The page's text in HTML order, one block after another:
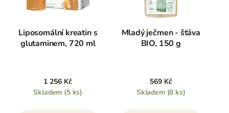
Liposomální kreatin s
glutaminem, 720 ml
1 256 Kč
Skladem (5 ks)
Mladý ječmen - šťáva
BIO, 150 g
569 Kč
Skladem (8 ks)